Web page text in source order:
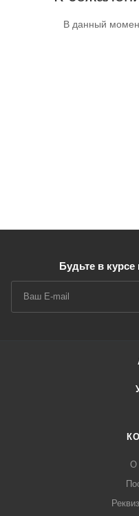
В данный
Будьте в
О